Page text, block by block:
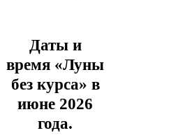
Даты и
время «Луны
без курса» в
июне 2026
года.